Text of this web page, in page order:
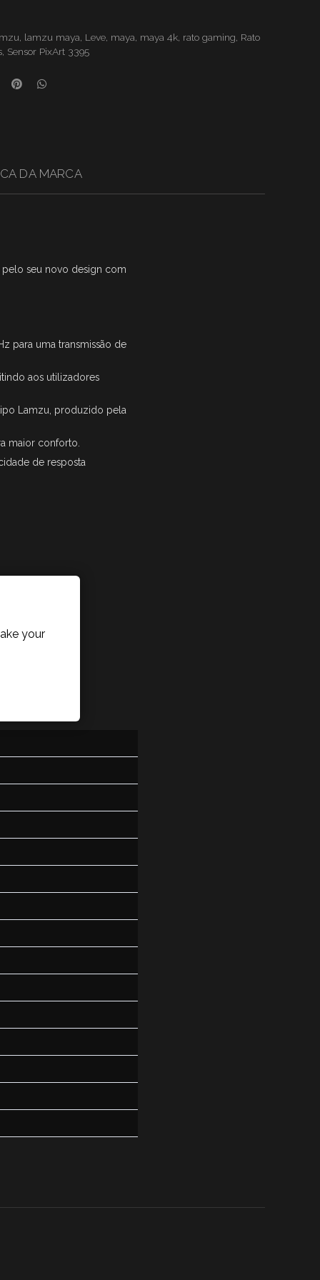
, lamzu maya, Leve, maya, maya 4k, rato gaming, Rato
, Sensor PixArt 3395
DA MARCA
seu novo design com
para uma transmissão de
aos utilizadores
Lamzu, produzido pela
maior conforto.
de resposta
your